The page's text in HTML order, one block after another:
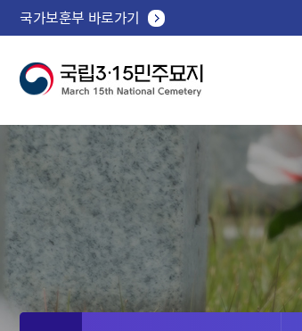
국가보훈부 바로가기